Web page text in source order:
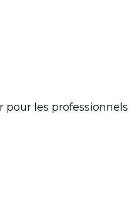
pour les professionnels